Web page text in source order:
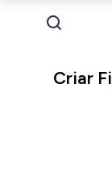
Criar